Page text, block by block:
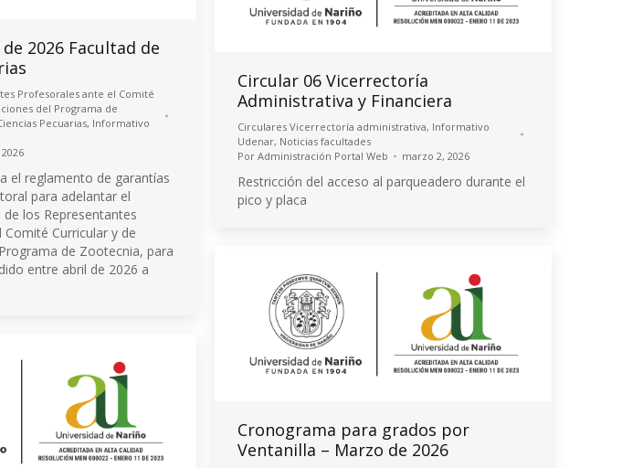
2026 Facultad de
Profesorales ante el Comité
del Programa de
Pecuarias, Informativo
el reglamento de garantías
para adelantar el
los Representantes
Curricular y de
de Zootecnia, para
entre abril de 2026 a
Circular 06 Vicerrectoría
Administrativa y Financiera
Circulares Vicerrectoría administrativa, Informativo
Udenar, Noticias facultades
Por Administración Portal Web marzo 2, 2026
Restricción del acceso al parqueadero durante el
pico y placa
Cronograma para grados por
Ventanilla – Marzo de 2026